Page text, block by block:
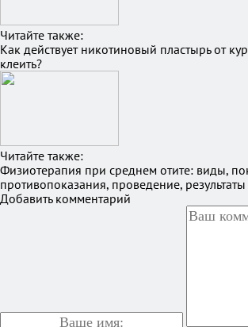
Читайте также:
Как действует никотиновый пластырь от
клеить?
Читайте также:
Физиотерапия при среднем отите: виды,
противопоказания, проведение, результаты
Добавить комментарий